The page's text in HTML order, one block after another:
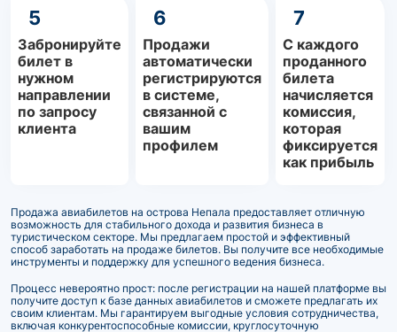
5
Забронируйте
билет в
нужном
направлении
по запросу
клиента
6
Продажи
автоматически
регистрируются
в системе,
связанной с
вашим
профилем
7
С каждого
проданного
билета
начисляется
комиссия,
которая
фиксируется
как прибыль
Продажа авиабилетов на острова Непала предоставляет отличную
возможность для стабильного дохода и развития бизнеса в
туристическом секторе. Мы предлагаем простой и эффективный
способ заработать на продаже билетов. Вы получите все необходимые
инструменты и поддержку для успешного ведения бизнеса.
Процесс невероятно прост: после регистрации на нашей платформе вы
получите доступ к базе данных авиабилетов и сможете предлагать их
своим клиентам. Мы гарантируем выгодные условия сотрудничества,
включая конкурентоспособные комиссии, круглосуточную